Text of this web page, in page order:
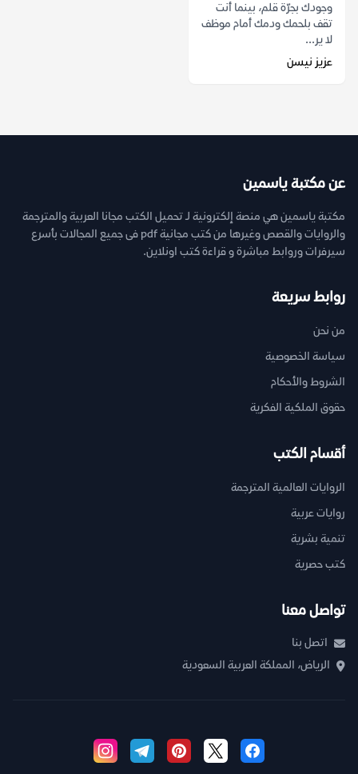
وجودك بجرّة قلم، بينما أنت
تقف بلحمك ودمك أمام موظف
لا ير...
عزيز نيسن
عن مكتبة ياسمين
مكتبة ياسمين هي منصة إلكترونية لـ تحميل الكتب مجانا العربية والمترجمة
والروايات والقصص وغيرها من كتب مجانية pdf فى جميع المجالات بأسرع
سيرفرات وروابط مباشرة و قراءة كتب اونلاين.
روابط سريعة
من نحن
سياسة الخصوصية
الشروط والأحكام
حقوق الملكية الفكرية
أقسام الكتب
الروايات العالمية المترجمة
روايات عربية
تنمية بشرية
كتب حصرية
تواصل معنا
اتصل بنا
الرياض، المملكة العربية السعودية